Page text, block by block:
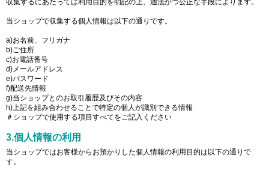
収集するにあたっては利用目的を明記の上、適法かつ公正な手段によります。
当ショップで収集する個人情報は以下の通りです。
a)お名前、フリガナ
b)ご住所
c)お電話番号
d)メールアドレス
e)パスワード
f)配送先情報
g)当ショップとのお取引履歴及びその内容
h)上記を組み合わせることで特定の個人が識別できる情報
＃ショップで使用する項目すべてをご記入ください
3.個人情報の利用
当ショップではお客様からお預かりした個人情報の利用目的は以下の通りで
す。